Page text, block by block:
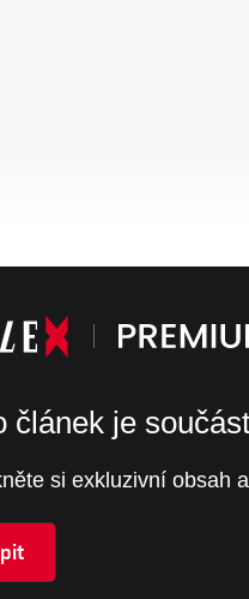
článek je
si exkluzivní obsah